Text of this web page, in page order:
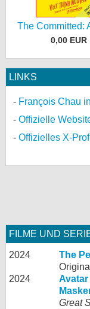
The Committed:
0,00 EUR
LINKS
François Chau
Offizielle
Offizielles X-
FILME UND
2024 The
2024
Avatar
Great